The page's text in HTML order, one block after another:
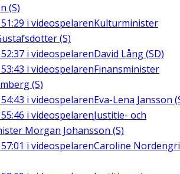
(S)
51:29 i videospelarenKulturminister
(S)
52:37 i videospelarenDavid Lång (SD)
53:43 i videospelarenFinansminister
(S)
54:43 i videospelarenEva-Lena Jansson
55:46 i videospelarenJustitie- och
Morgan Johansson (S)
57:01 i videospelarenCaroline